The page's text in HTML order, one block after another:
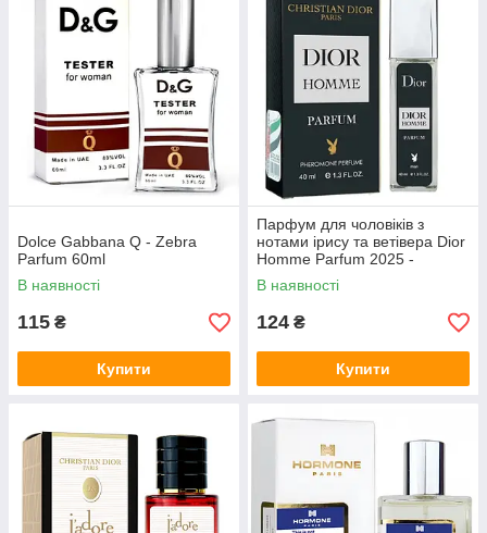
Dolce Gabbana Q - Zebra
Parfum 60ml
В наявності
115 ₴
Купити
Парфум для чоловіків з
нотами ірису та ветівера Dior
Homme Parfum 2025 -
Pheromone Parfum 40ml
В наявності
124 ₴
Купити